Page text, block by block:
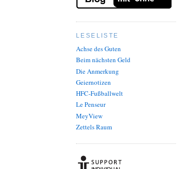
LESELISTE
Achse des Guten
Beim nächsten Geld
Die Anmerkung
Geiernotizen
HFC-Fußballwelt
Le Penseur
MeyView
Zettels Raum